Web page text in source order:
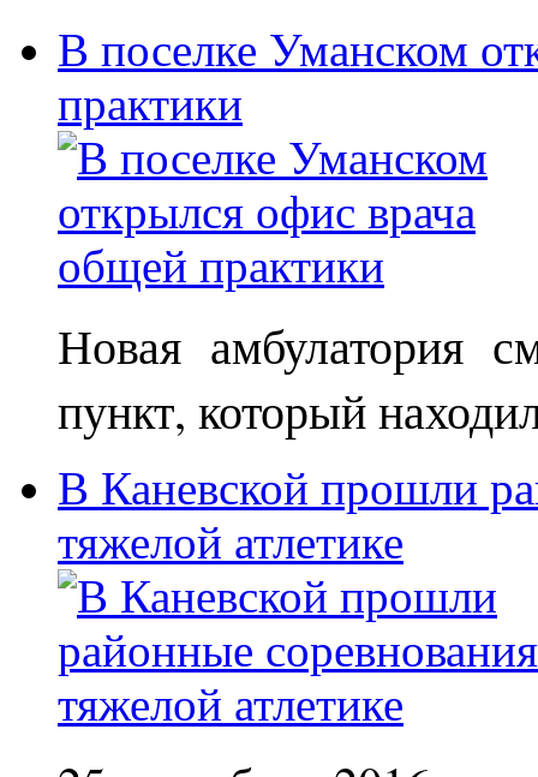
В поселке Уманском
практики
Новая амбулатория
пункт, который
В Каневской прошли
тяжелой атлетике